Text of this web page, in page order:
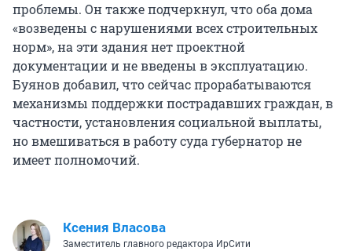
проблемы. Он также подчеркнул, что оба дома
«возведены с нарушениями всех строительных
норм», на эти здания нет проектной
документации и не введены в эксплуатацию.
Буянов добавил, что сейчас прорабатываются
механизмы поддержки пострадавших граждан, в
частности, установления социальной выплаты,
но вмешиваться в работу суда губернатор не
имеет полномочий.
Ксения Власова
Заместитель главного редактора ИрСити